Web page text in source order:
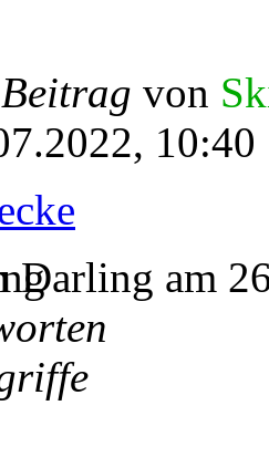
von
10:40
am